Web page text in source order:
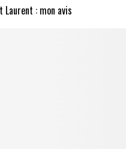
Laurent : mon avis